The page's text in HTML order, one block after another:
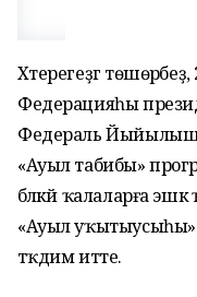
Хәтерегеҙгә
Федерацияһы
Федераль Йыйылышҡа
«Ауыл табибы»
бәләкәй ҡалаларға
«Ауыл уҡытыусыһы»
тәҡдим итте.